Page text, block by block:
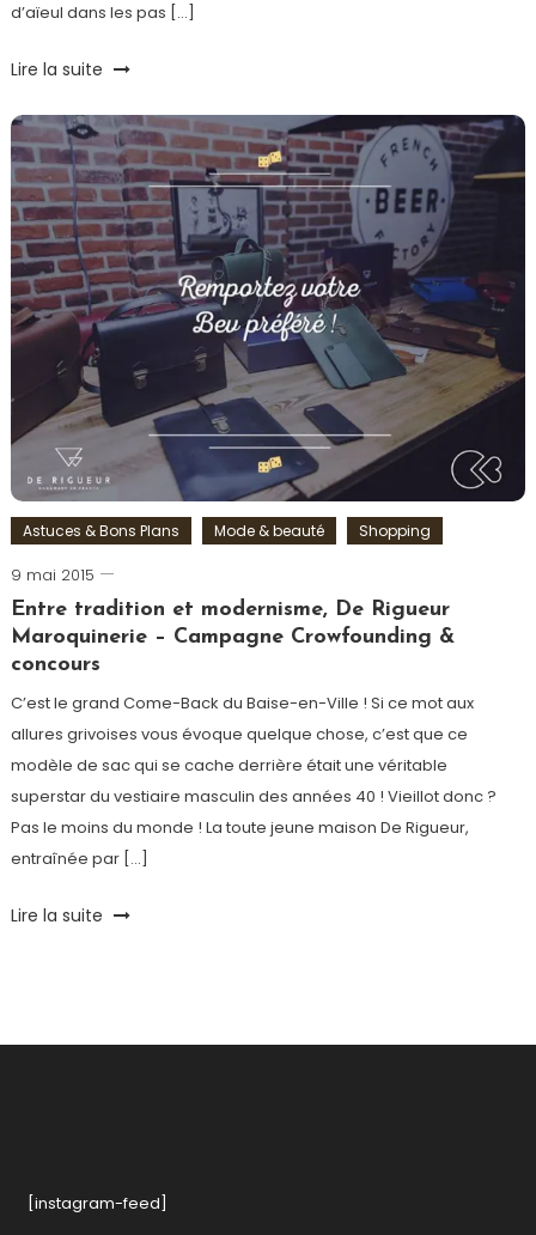
d’aïeul dans les pas […]
Tagged
chocolat,
Crowfounding,
Entreprise,
Financement
Participatif,
Paris,
Pâtissier,
Pâtissierie,
Tarte
,
W'one
Lire la suite
Astuces & Bons Plans Mode & beauté Shopping
9 mai 2015
Romain-
Paris
Entre tradition et modernisme, De Rigueur
Maroquinerie – Campagne Crowfounding &
concours
C’est le grand Come-Back du Baise-en-Ville ! Si ce mot aux
allures grivoises vous évoque quelque chose, c’est que ce
modèle de sac qui se cache derrière était une véritable
superstar du vestiaire masculin des années 40 ! Vieillot donc ?
Pas le moins du monde ! La toute jeune maison De Rigueur,
entraînée par […]
Tagged
KissKissbakbank,
Terroir,
Lire la suite
[instagram-feed]